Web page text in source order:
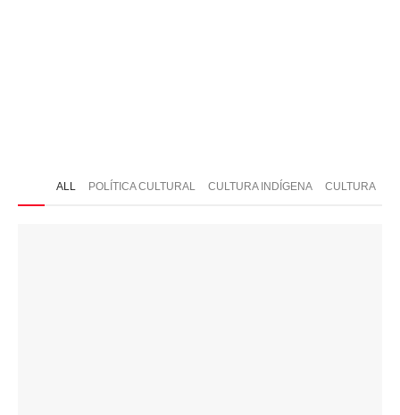
ALL POLÍTICA CULTURAL CULTURA INDÍGENA CULTURA